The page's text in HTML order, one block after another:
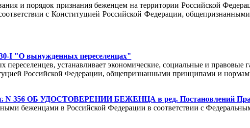
и порядок признания беженцем на территории Российской
с Конституцией Российской Федерации,
I "О вынужденных переселенцах"
устанавливает экономические, социальные и
Российской Федерации, общепризнанными принципами и
356 ОБ УДОСТОВЕРЕНИИ БЕЖЕНЦА в ред. Постановлений
беженцами в Российской Федерации в соответствии с